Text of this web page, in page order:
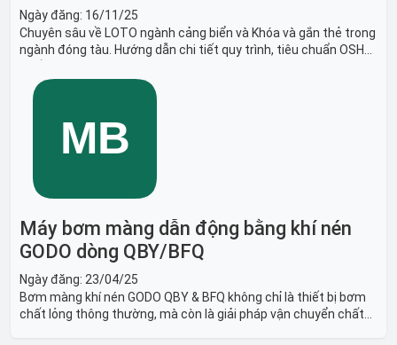
Ngày đăng: 16/11/25
Chuyên sâu về LOTO ngành cảng biển và Khóa và gắn thẻ trong
ngành đóng tàu. Hướng dẫn chi tiết quy trình, tiêu chuẩn OSHA,
diện.
Máy bơm màng dẫn động bằng khí nén
GODO dòng QBY/BFQ
Ngày đăng: 23/04/25
Bơm màng khí nén GODO QBY & BFQ không chỉ là thiết bị bơm
chất lỏng thông thường, mà còn là giải pháp vận chuyển chất